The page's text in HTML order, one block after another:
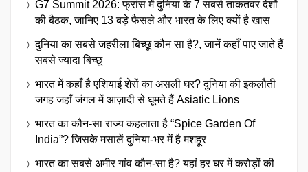
G7 Summit 2026: फ्रांस में दुनिया के 7 सबसे ताकतवर देशों
की बैठक, जानिए 13 बड़े फैसले और भारत के लिए क्यों है खास
दुनिया का सबसे जहरीला बिच्छू कौन सा है?, जानें कहाँ पाए जाते हैं
सबसे ज्यादा बिच्छू
भारत में कहाँ है एशियाई शेरों का असली घर? दुनिया की इकलौती
जगह जहाँ जंगल में आज़ादी से घूमते हैं Asiatic Lions
भारत का कौन-सा राज्य कहलाता है “Spice Garden Of
India”? जिसके मसालें दुनिया-भर में है मशहूर
भारत का सबसे अमीर गांव कौन-सा है? यहां हर घर में करोड़ों की